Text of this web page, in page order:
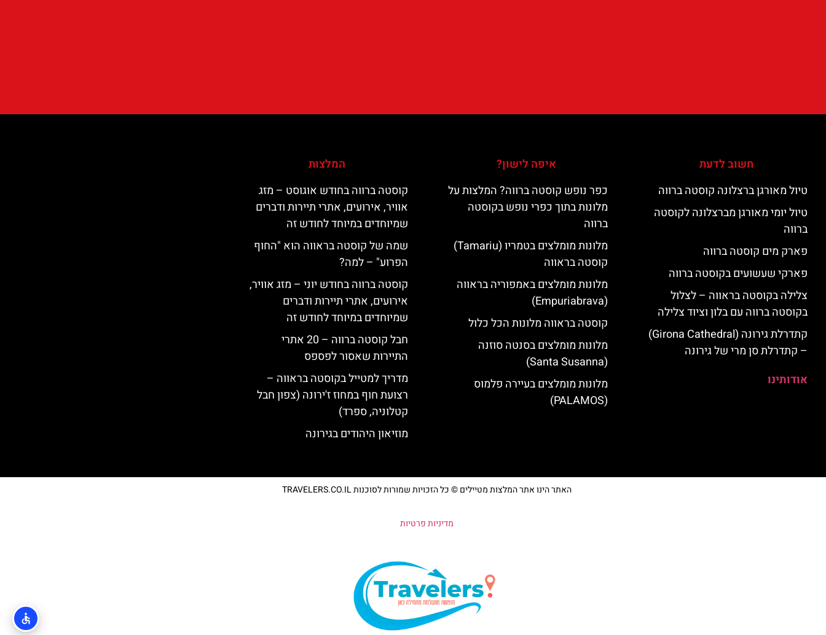
חשוב לדעת
טיול מאורגן ברצלונה קוסטה ברווה
טיול יומי מאורגן מברצלונה לקוסטה
ברווה
פארק מים קוסטה ברווה
פארקי שעשועים בקוסטה ברווה
צלילה בקוסטה בראווה – לצלול
בקוסטה ברווה עם בלון וציוד צלילה
קתדרלת גירונה (Girona Cathedral)
– קתדרלת סן מרי של גירונה
אודותינו
איפה לישון?
כפר נופש קוסטה ברווה? המלצות על
מלונות בתוך כפרי נופש בקוסטה
ברווה
מלונות מומלצים בטמריו (Tamariu)
קוסטה בראווה
מלונות מומלצים באמפוריה בראווה
(Empuriabrava)
קוסטה בראווה מלונות הכל כלול
מלונות מומלצים בסנטה סוזנה
(Santa Susanna)
מלונות מומלצים בעיירה פלמוס
(PALAMOS)
המלצות
קוסטה ברווה בחודש אוגוסט – מזג
אוויר, אירועים, אתרי תיירות ודברים
שמיוחדים במיוחד לחודש זה
שמה של קוסטה בראווה הוא "החוף
הפרוע" – למה?
קוסטה ברווה בחודש יוני – מזג אוויר,
אירועים, אתרי תיירות ודברים
שמיוחדים במיוחד לחודש זה
חבל קוסטה ברווה – 20 אתרי
התיירות שאסור לפספס
מדריך למטייל בקוסטה בראווה –
רצועת חוף במחוז ז'ירונה (צפון חבל
קטלוניה, ספרד)
מוזיאון היהודים בגירונה
האתר הינו אתר המלצות מטיילים © כל הזכויות שמורות לסוכנות TRAVELERS.CO.IL
מדיניות פרטיות